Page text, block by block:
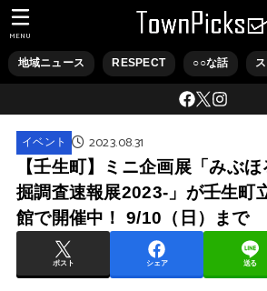
地域ニュース RESPECT ○○な話
MENU
イベント 2023.08.31
【壬生町】ミニ企画展「みぶ
掘調査速報展2023-」が壬生町
館で開催中！ 9/10（日）まで
ポスト シェア 送る